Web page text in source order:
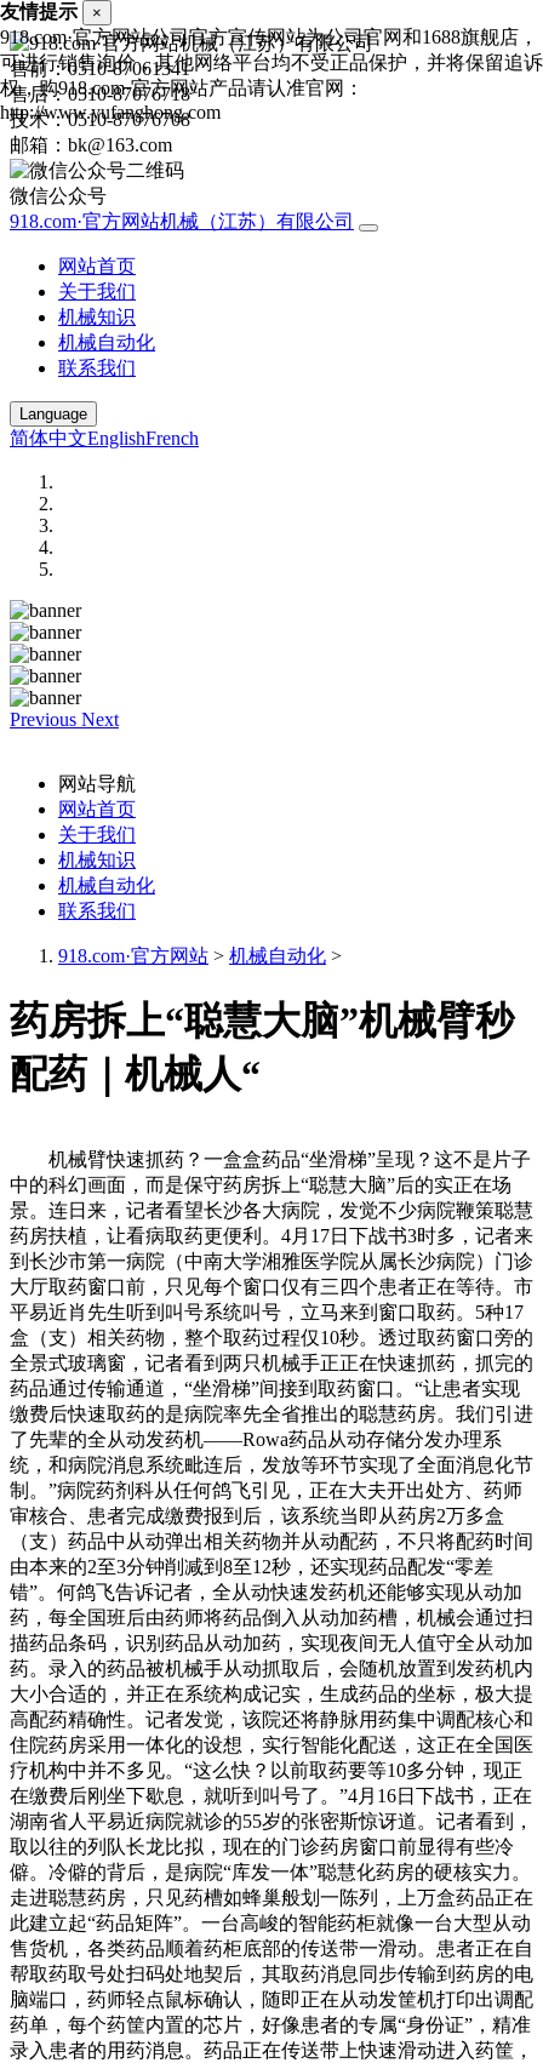
售前：0510-87061341
售后：0510-87076718
技术：0510-87076708
邮箱：bk@163.com
微信公众号
918.com·官方网站机械（江苏）有限公司
网站首页
关于我们
机械知识
机械自动化
联系我们
Language
简体中文EnglishFrench
Previous Next
网站导航
网站首页
关于我们
机械知识
机械自动化
联系我们
918.com·官方网站 > 机械自动化 >
药房拆上“聪慧大脑”机械臂秒
配药｜机械人“
机械臂快速抓药？一盒盒药品“坐滑梯”呈现？这不是片子
中的科幻画面，而是保守药房拆上“聪慧大脑”后的实正在场
景。连日来，记者看望长沙各大病院，发觉不少病院鞭策聪慧
药房扶植，让看病取药更便利。4月17日下战书3时多，记者来
到长沙市第一病院（中南大学湘雅医学院从属长沙病院）门诊
大厅取药窗口前，只见每个窗口仅有三四个患者正在等待。市
平易近肖先生听到叫号系统叫号，立马来到窗口取药。5种17
盒（支）相关药物，整个取药过程仅10秒。透过取药窗口旁的
全景式玻璃窗，记者看到两只机械手正正在快速抓药，抓完的
药品通过传输通道，“坐滑梯”间接到取药窗口。“让患者实现
缴费后快速取药的是病院率先全省推出的聪慧药房。我们引进
了先辈的全从动发药机——Rowa药品从动存储分发办理系
统，和病院消息系统毗连后，发放等环节实现了全面消息化节
制。”病院药剂科从任何鸽飞引见，正在大夫开出处方、药师
审核合、患者完成缴费报到后，该系统当即从药房2万多盒
（支）药品中从动弹出相关药物并从动配药，不只将配药时间
由本来的2至3分钟削减到8至12秒，还实现药品配发“零差
错”。何鸽飞告诉记者，全从动快速发药机还能够实现从动加
药，每全国班后由药师将药品倒入从动加药槽，机械会通过扫
描药品条码，识别药品从动加药，实现夜间无人值守全从动加
药。录入的药品被机械手从动抓取后，会随机放置到发药机内
大小合适的，并正在系统构成记实，生成药品的坐标，极大提
高配药精确性。记者发觉，该院还将静脉用药集中调配核心和
住院药房采用一体化的设想，实行智能化配送，这正在全国医
疗机构中并不多见。“这么快？以前取药要等10多分钟，现正
在缴费后刚坐下歇息，就听到叫号了。”4月16日下战书，正在
湖南省人平易近病院就诊的55岁的张密斯惊讶道。记者看到，
取以往的列队长龙比拟，现在的门诊药房窗口前显得有些冷
僻。冷僻的背后，是病院“库发一体”聪慧化药房的硬核实力。
走进聪慧药房，只见药槽如蜂巢般划一陈列，上万盒药品正在
此建立起“药品矩阵”。一台高峻的智能药柜就像一台大型从动
售货机，各类药品顺着药柜底部的传送带一滑动。患者正在自
帮取药取号处扫码处地契后，其取药消息同步传输到药房的电
脑端口，药师轻点鼠标确认，随即正在从动发筐机打印出调配
药单，每个药筐内置的芯片，好像患者的专属“身份证”，精准
录入患者的用药消息。药品正在传送带上快速滑动进入药筐，
友情提示 ×
918.com·官方网站公司官方宣传网站为公司官网和1688旗舰店，
可进行销售询价，其他网络平台均不受正品保护，并将保留追诉
权，购918.com·官方网站产品请认准官网：
http://www.yufanghong.com